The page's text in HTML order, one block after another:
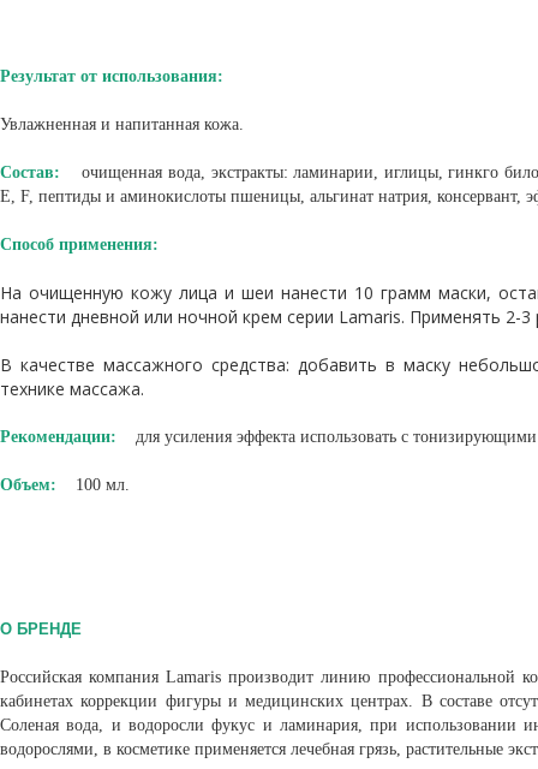
Результат от использования:
Увлажненная и напитанная кожа.
Состав:очищенная вода, экстракты: ламинарии, иглицы, гинкго
Е, F, пептиды и аминокислоты пшеницы, альгинат натрия, консервант,
Способ применения:
На очищенную кожу лица и шеи нанести 10 грамм маски,
нанести дневной или ночной крем серии Lamaris. Применять 2-3
В качестве массажного средства: добавить в маску
технике массажа.
Рекомендации: для усиления эффекта использовать с
Объем: 100 мл.
О БРЕНДЕ
Российская компания Lamaris производит линию профессиональной
кабинетах коррекции фигуры и медицинских центрах. В составе
Соленая вода, и водоросли фукус и ламинария, при использовании
водорослями, в косметике применяется лечебная грязь, растительные